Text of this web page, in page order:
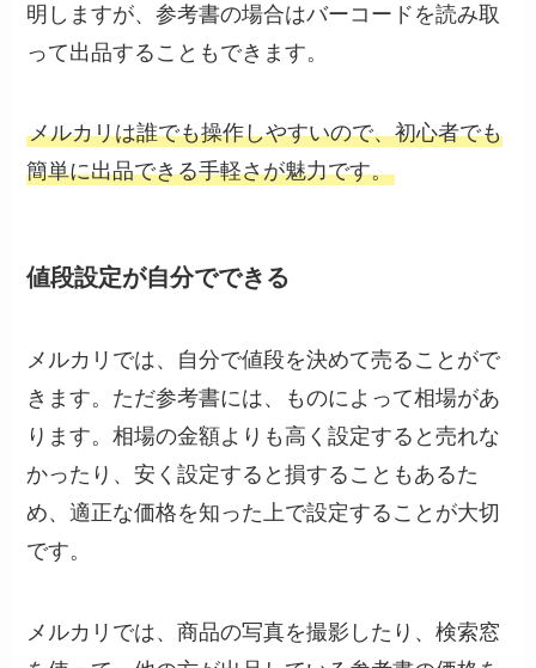
明しますが、参考書の場合はバーコードを読み取
って出品することもできます。
メルカリは誰でも操作しやすいので、初心者でも
簡単に出品できる手軽さが魅力です。
値段設定が自分でできる
メルカリでは、自分で値段を決めて売ることがで
きます。ただ参考書には、ものによって相場があ
ります。相場の金額よりも高く設定すると売れな
かったり、安く設定すると損することもあるた
め、適正な価格を知った上で設定することが大切
です。
メルカリでは、商品の写真を撮影したり、検索窓